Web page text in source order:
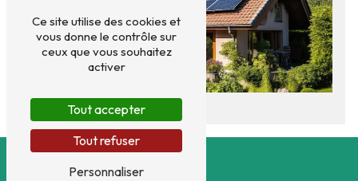
Ce site utilise des cookies et
vous donne le contrôle sur
ceux que vous souhaitez
activer
Tout accepter
Tout refuser
Personnaliser